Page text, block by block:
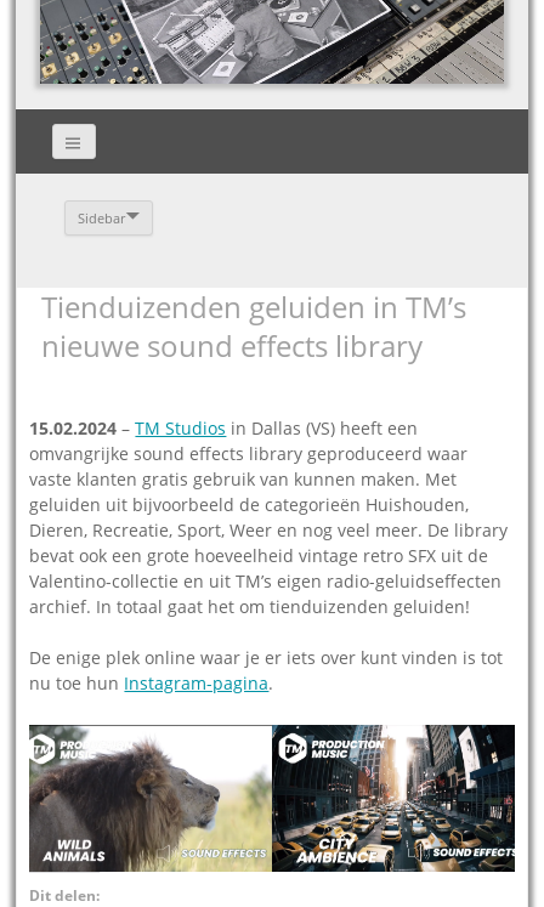
Sidebar
Tienduizenden geluiden in TM’s
nieuwe sound effects library
15.02.2024 –TM Studios in Dallas (VS) heeft een
omvangrijke sound effects library geproduceerd waar
vaste klanten gratis gebruik van kunnen maken. Met
geluiden uit bijvoorbeeld de categorieën Huishouden,
Dieren, Recreatie, Sport, Weer en nog veel meer. De library
bevat ook een grote hoeveelheid vintage retro SFX uit de
Valentino-collectie en uit TM’s eigen radio-geluidseffecten
archief. In totaal gaat het om tienduizenden geluiden!
De enige plek online waar je er iets over kunt vinden is tot
nu toe hun Instagram-pagina.
Dit delen: